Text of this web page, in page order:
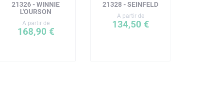
21326 - WINNIE
L'OURSON
A partir de
168,90 €
21328 - SEINFELD
A partir de
134,50 €